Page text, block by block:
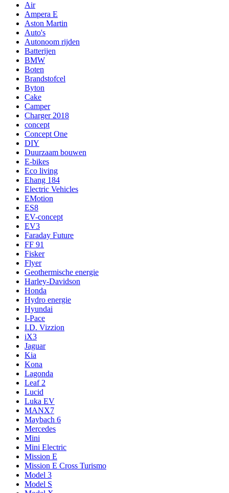
Air
Ampera E
Aston Martin
Auto's
Autonoom rijden
Batterijen
BMW
Boten
Brandstofcel
Byton
Cake
Camper
Charger 2018
concept
Concept One
DIY
Duurzaam bouwen
E-bikes
Eco living
Ehang 184
Electric Vehicles
EMotion
ES8
EV-concept
EV3
Faraday Future
FF 91
Fisker
Flyer
Geothermische energie
Harley-Davidson
Honda
Hydro energie
Hyundai
I-Pace
I.D. Vizzion
iX3
Jaguar
Kia
Kona
Lagonda
Leaf 2
Lucid
Luka EV
MANX7
Maybach 6
Mercedes
Mini
Mini Electric
Mission E
Mission E Cross Turismo
Model 3
Model S